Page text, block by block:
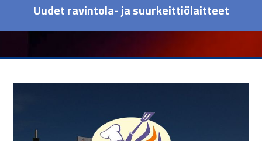
Uudet ravintola- ja suurkeittiölaitteet